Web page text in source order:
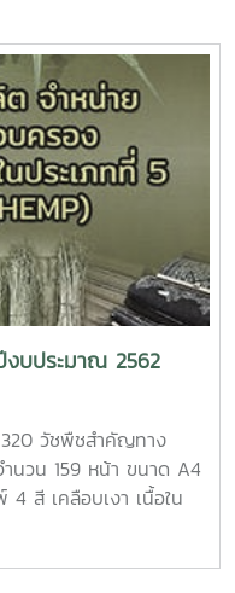
บประมาณ 2562
320 วัชพืชสำคัญทาง
นวน 159 หน้า ขนาด A4
สี เคลือบเงา เนื้อใน
ดแทนด้านความร้อน ผู้